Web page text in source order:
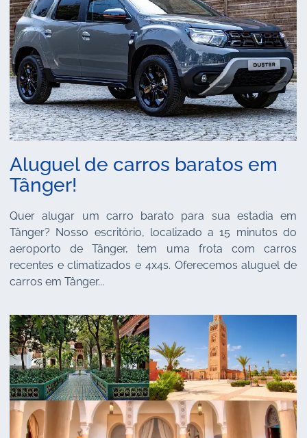
Aluguel de carros baratos em
Tânger!
Quer alugar um carro barato para sua estadia em
Tânger? Nosso escritório, localizado a 15 minutos do
aeroporto de Tânger, tem uma frota com carros
recentes e climatizados e 4x4s. Oferecemos aluguel de
carros em Tânger...